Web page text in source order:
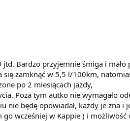
Bardzo przyjemnie śmiga i mało
się zamknąć w 5,5 l/100km,
po 2 miesiącach jazdy,
Poza tym autko nie wymagało
nie będę opowiadał, każdy je zna i
wcześniej w Kappie ) i możliwość